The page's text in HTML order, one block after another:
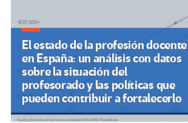
El estado de la profesión docente
en España: un análisis con datos
sobre la situación del
profesorado y las políticas que
pueden contribuir a fortalecerlo